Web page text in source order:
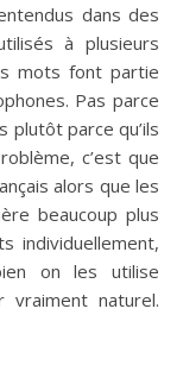
dans des
à plusieurs
mots font partie
Pas parce
plutôt parce qu’ils
c’est que
alors que les
beaucoup plus
individuellement,
on les utilise
vraiment naturel.